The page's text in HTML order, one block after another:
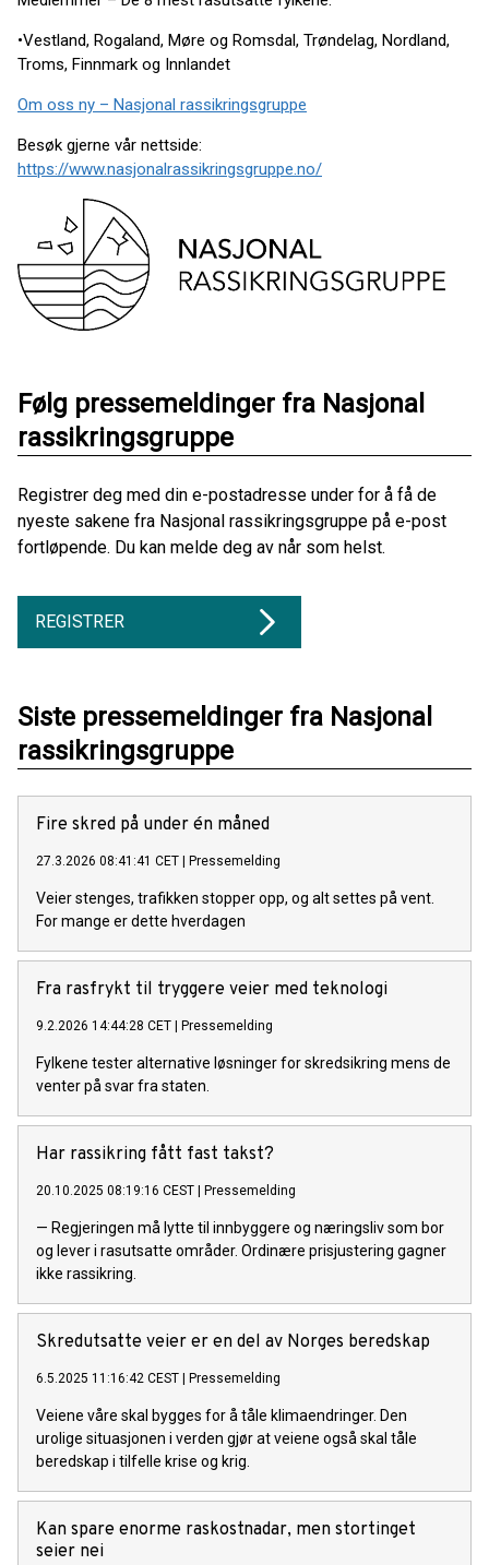
•Vestland, Rogaland, Møre og Romsdal, Trøndelag, Nordland,
Troms, Finnmark og Innlandet
Om oss ny – Nasjonal rassikringsgruppe
Besøk gjerne vår nettside:
https://www.nasjonalrassikringsgruppe.no/
Følg pressemeldinger fra Nasjonal
rassikringsgruppe
Registrer deg med din e-postadresse under for å få de
nyeste sakene fra Nasjonal rassikringsgruppe på e-post
fortløpende. Du kan melde deg av når som helst.
REGISTRER
Siste pressemeldinger fra Nasjonal
rassikringsgruppe
Fire skred på under én måned
27.3.2026 08:41:41 CET Pressemelding
Veier stenges, trafikken stopper opp, og alt settes på vent.
For mange er dette hverdagen
Fra rasfrykt til tryggere veier med teknologi
9.2.2026 14:44:28 CET Pressemelding
Fylkene tester alternative løsninger for skredsikring mens de
venter på svar fra staten.
Har rassikring fått fast takst?
20.10.2025 08:19:16 CEST Pressemelding
— Regjeringen må lytte til innbyggere og næringsliv som bor
og lever i rasutsatte områder. Ordinære prisjustering gagner
ikke rassikring.
Skredutsatte veier er en del av Norges beredskap
6.5.2025 11:16:42 CEST Pressemelding
Veiene våre skal bygges for å tåle klimaendringer. Den
urolige situasjonen i verden gjør at veiene også skal tåle
beredskap i tilfelle krise og krig.
Kan spare enorme raskostnadar, men stortinget
seier nei